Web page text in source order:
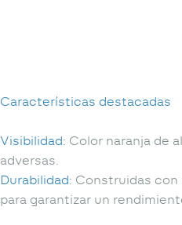
Características destacadas
Visibilidad: Color naranja de
adversas.
Durabilidad: Construidas con
para garantizar un